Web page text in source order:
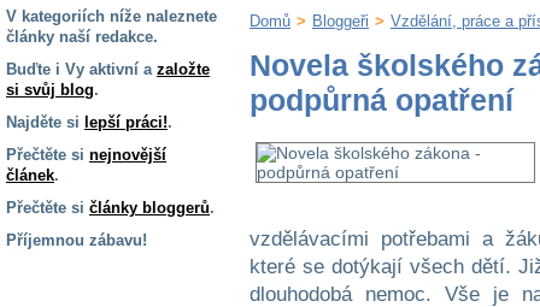
V kategoriích níže naleznete
články naší redakce.
Buďte i Vy aktivní a založte
si svůj blog.
Najděte si lepší práci!.
Přečtěte si nejnovější
článek.
Přečtěte si články bloggerů.
Příjemnou zábavu!
Domů > Bloggeři > Vzdělání, práce a
Novela školského
podpůrná opatření
vzdělávacími potřebami a
které se dotýkají všech dětí.
dlouhodobá nemoc. Vše je